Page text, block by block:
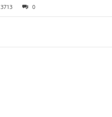
3713 0